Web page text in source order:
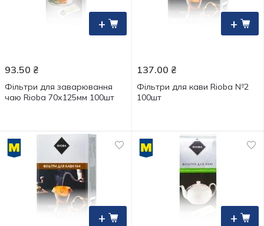
+
93.50 ₴
Фільтри для заварювання
чаю Rioba 70х125мм 100шт
+
137.00 ₴
Фільтри для кави Rioba №2
100шт
+ +